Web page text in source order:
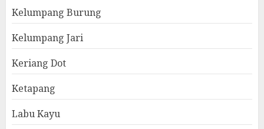
Kelumpang Burung
Kelumpang Jari
Keriang Dot
Ketapang
Labu Kayu